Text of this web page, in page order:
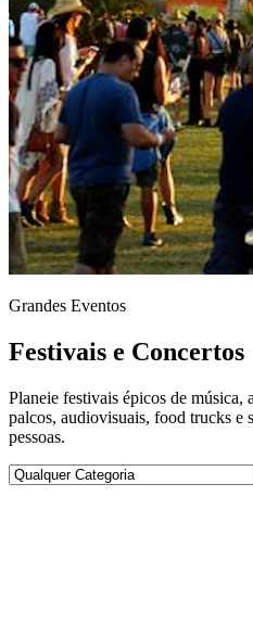
Grandes Eventos
Festivais e Concertos
Planeie festivais épicos de música,
palcos, audiovisuais, food trucks e
pessoas.